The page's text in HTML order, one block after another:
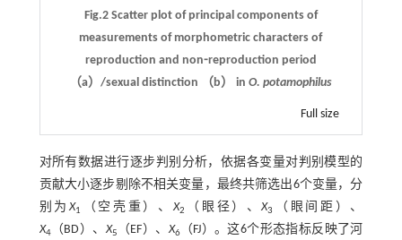
Fig.2 Scatter plot of principal components of
measurements of morphometric characters of
reproduction and non⁃reproduction period
（a）/sexual distinction （b） inO. potamophilus
Full size
对所有数据进行逐步判别分析，依据各变量对判别模型的
贡献大小逐步剔除不相关变量，最终共筛选出6个变量，分
别为X1 （空壳重）、X2 （眼径）、X3
（眼间距）、
X4 （BD）、X5 （EF）、X6
（FJ）。这6个形态指标反映了河